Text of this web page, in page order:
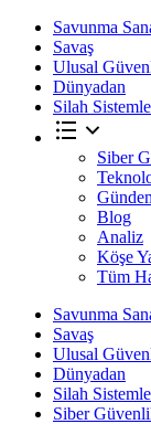
Savunma
Savaş
Ulusal
Dünyadan
Silah
Siber
Blog
Analiz
Köşe
Tüm
Savunma
Savaş
Ulusal
Dünyadan
Silah
Siber